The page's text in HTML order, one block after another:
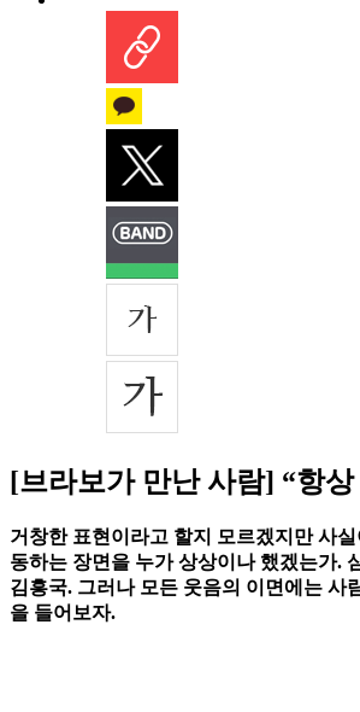
[브라보가 만난 사람] “항
거창한 표현이라고 할지 모르겠지만 사
동하는 장면을 누가 상상이나 했겠는가.
김흥국. 그러나 모든 웃음의 이면에는 사
을 들어보자.